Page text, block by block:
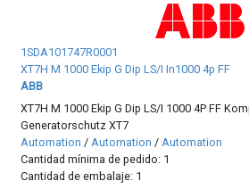
1SDA101747R0001
XT7H M 1000 Ekip G Dip LS/I In1000 4p FF
ABB
XT7H M 1000 Ekip G Dip LS/I 1000 4P FF
Generatorschutz XT7
Automation /Automation /Automation
Cantidad mínima de pedido: 1
Cantidad de embalaje: 1